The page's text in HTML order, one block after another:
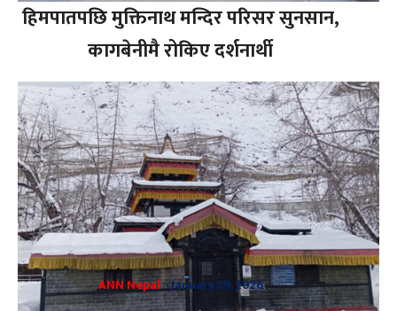
हिमपातपछि मुक्तिनाथ मन्दिर परिसर सुनसान,
कागबेनीमै रोकिए दर्शनार्थी
ANN Nepal -January 29, 2026